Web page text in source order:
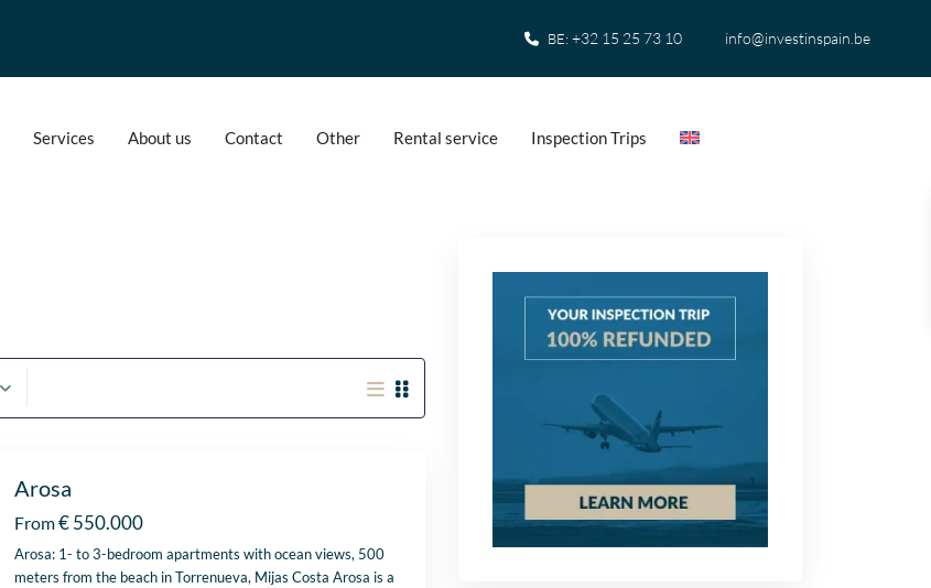
BE:+32 15 25 73 10 info@investinspain.be
Services About us Contact Other Rental service Inspection Trips
Arosa
From€ 550.000
Arosa: 1- to 3-bedroom apartments with ocean views, 500
meters from the beach in Torrenueva, Mijas Costa Arosa is a